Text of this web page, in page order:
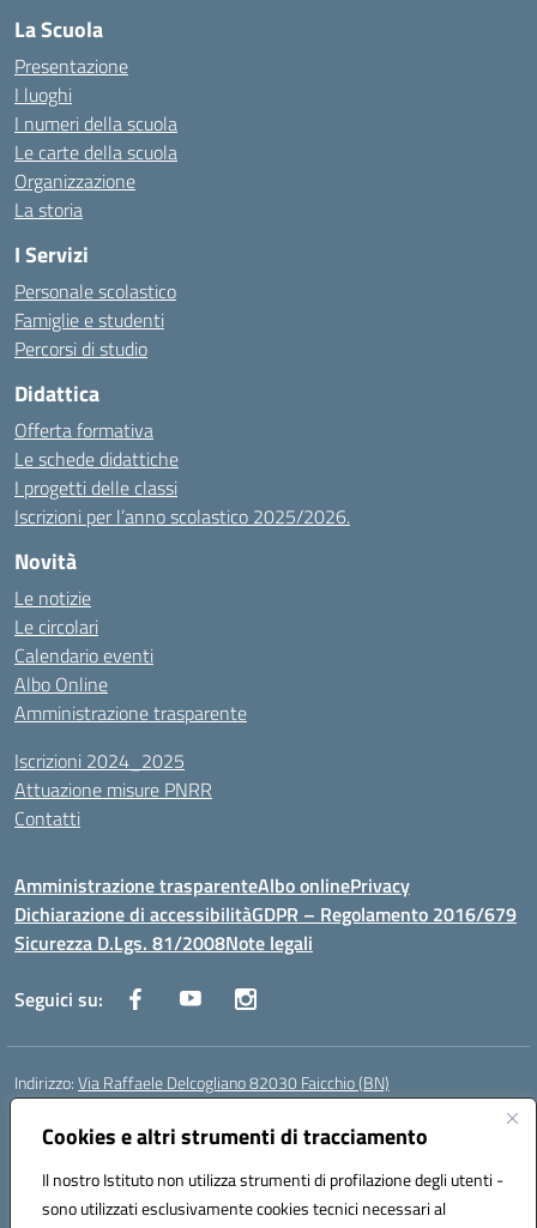
Cookies e altri strumenti di tracciamento
Il nostro Istituto non utilizza strumenti di profilazione degli utenti -
sono utilizzati esclusivamente cookies tecnici necessari al
La Scuola
Presentazione
I luoghi
I numeri della scuola
Le carte della scuola
Organizzazione
La storia
I Servizi
Personale scolastico
Famiglie e studenti
Percorsi di studio
Didattica
Offerta formativa
Le schede didattiche
I progetti delle classi
Iscrizioni per l’anno scolastico 2025/2026.
Novità
Le notizie
Le circolari
Calendario eventi
Albo Online
Amministrazione trasparente
Iscrizioni 2024_2025
Attuazione misure PNRR
Contatti
Amministrazione trasparenteAlbo onlinePrivacy
Dichiarazione di accessibilitàGDPR – Regolamento 2016/679
Sicurezza D.Lgs. 81/2008Note legali
Seguici su:
Indirizzo:Via Raffaele Delcogliano 82030 Faicchio (BN)
Centralino:
Posta elettronica certificata (PEC):bnis02300v@pec.istruzione.it
Codice fiscale: 90003320620
Codice meccanografico:BNIS02300V